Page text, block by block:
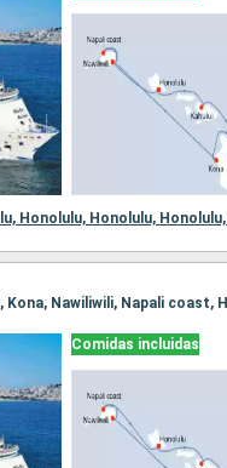
Honolulu, Honolulu, Honolulu,
Kona, Nawiliwili, Napali coast,
Comidas incluidas